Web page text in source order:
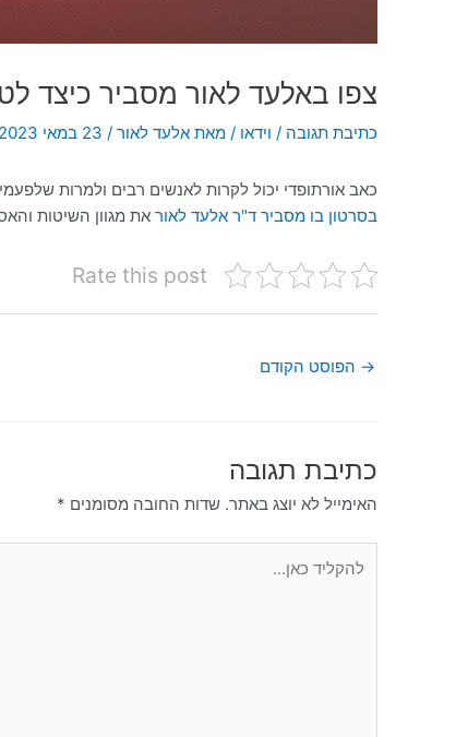
צפו באלעד לאור מסביר כיצד
כתיבת תגובה / וידאו / מאת אלעד לאור / 23 במאי 2023
כאב אורתופדי יכול לקרות לאנשים רבים ולמרות
בסרטון בו מסביר ד"ר אלעד לאור את מגוון השיטות
Rate this post
→ הפוסט הקודם
כתיבת תגובה
האימייל לא יוצג באתר. שדות החובה מסומנים *
כאן...